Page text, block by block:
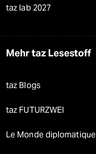
taz lab 2027
Mehr taz Lesestoff
taz Blogs
taz FUTURZWEI
Le Monde diplomatique